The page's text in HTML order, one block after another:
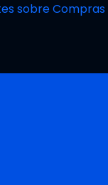
sobre Compras